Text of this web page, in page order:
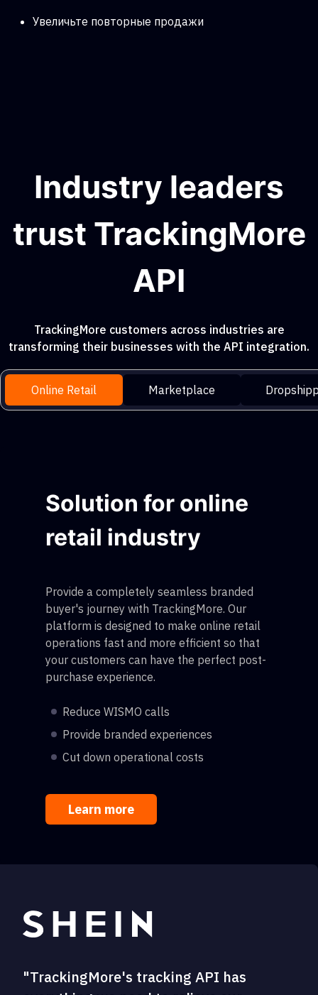
Увеличьте повторные продажи
Industry leaders
trust TrackingMore
API
TrackingMore customers across industries are
transforming their businesses with the API integration.
Online Retail Marketplace
Solution for online
retail industry
Provide a completely seamless branded
buyer's journey with TrackingMore. Our
platform is designed to make online retail
operations fast and more efficient so that
your customers can have the perfect post-
purchase experience.
Reduce WISMO calls
Provide branded experiences
Cut down operational costs
Learn more
"TrackingMore's tracking API has